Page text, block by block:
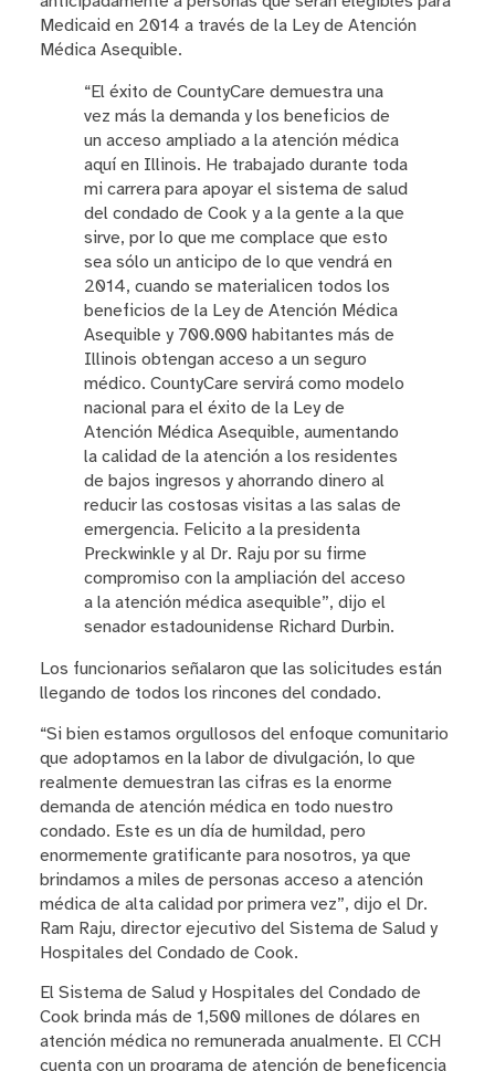
Medicaid en 2014 a través de la Ley de Atención
Médica Asequible.
“El éxito de CountyCare demuestra una
vez más la demanda y los beneficios de
un acceso ampliado a la atención médica
aquí en Illinois. He trabajado durante toda
mi carrera para apoyar el sistema de salud
del condado de Cook y a la gente a la que
sirve, por lo que me complace que esto
sea sólo un anticipo de lo que vendrá en
2014, cuando se materialicen todos los
beneficios de la Ley de Atención Médica
Asequible y 700.000 habitantes más de
Illinois obtengan acceso a un seguro
médico. CountyCare servirá como modelo
nacional para el éxito de la Ley de
Atención Médica Asequible, aumentando
la calidad de la atención a los residentes
de bajos ingresos y ahorrando dinero al
reducir las costosas visitas a las salas de
emergencia. Felicito a la presidenta
Preckwinkle y al Dr. Raju por su firme
compromiso con la ampliación del acceso
a la atención médica asequible”, dijo el
senador estadounidense Richard Durbin.
Los funcionarios señalaron que las solicitudes están
llegando de todos los rincones del condado.
“Si bien estamos orgullosos del enfoque comunitario
que adoptamos en la labor de divulgación, lo que
realmente demuestran las cifras es la enorme
demanda de atención médica en todo nuestro
condado. Este es un día de humildad, pero
enormemente gratificante para nosotros, ya que
brindamos a miles de personas acceso a atención
médica de alta calidad por primera vez”, dijo el Dr.
Ram Raju, director ejecutivo del Sistema de Salud y
Hospitales del Condado de Cook.
El Sistema de Salud y Hospitales del Condado de
Cook brinda más de 1,500 millones de dólares en
atención médica no remunerada anualmente. El CCH
cuenta con un programa de atención de beneficencia